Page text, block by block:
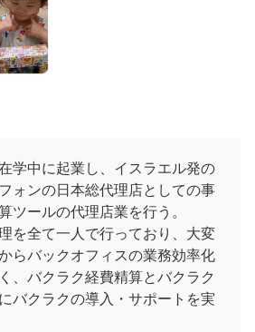
学中に起業し、イスラエル発の
ォンの日本総代理店としての事
ツールの代理店業を行う。
を全て一人で行っており、大変
らバックオフィスの業務効率化
、バクラク経費精算とバクラク
バクラクの導入・サポートを実